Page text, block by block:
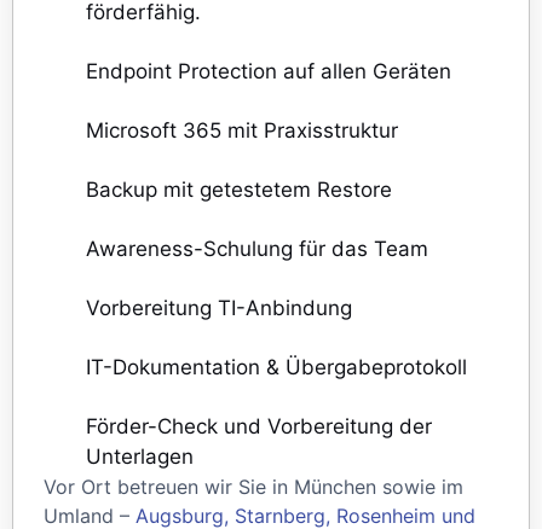
förderfähig.
Endpoint Protection auf allen Geräten
Microsoft 365 mit Praxisstruktur
Backup mit getestetem Restore
Awareness-Schulung für das Team
Vorbereitung TI-Anbindung
IT-Dokumentation & Übergabeprotokoll
Förder-Check und Vorbereitung der
Unterlagen
Vor Ort betreuen wir Sie in München sowie im
Umland – Augsburg, Starnberg, Rosenheim und